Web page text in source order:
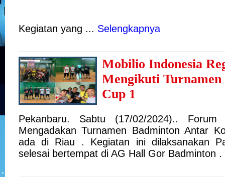
Kegiatan yang ... Selengkapnya
Mobilio Indonesia
Mengikuti
Cup 1
Pekanbaru. Sabtu (17/02/2024)..
Mengadakan Turnamen Badminton Antar
ada di Riau . Kegiatan ini dilaksanakan
selesai bertempat di AG Hall Gor Badminton